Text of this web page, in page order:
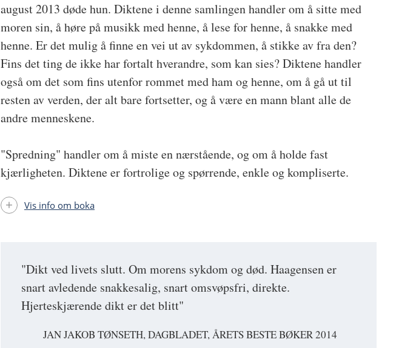
"Dikt ved livets slutt. Om morens sykdom og død. Haagensen er
snart avledende snakkesalig, snart omsvøpsfri, direkte.
Hjerteskjærende dikt er det blitt"
JAN JAKOB TØNSETH, DAGBLADET, ÅRETS BESTE BØKER 2014
august 2013 døde hun. Diktene i denne samlingen handler om å sitte med
moren sin, å høre på musikk med henne, å lese for henne, å snakke med
henne. Er det mulig å finne en vei ut av sykdommen, å stikke av fra den?
Fins det ting de ikke har fortalt hverandre, som kan sies? Diktene handler
også om det som fins utenfor rommet med ham og henne, om å gå ut til
resten av verden, der alt bare fortsetter, og å være en mann blant alle de
andre menneskene.
"Spredning" handler om å miste en nærstående, og om å holde fast
kjærligheten. Diktene er fortrolige og spørrende, enkle og kompliserte.
Vis info om boka